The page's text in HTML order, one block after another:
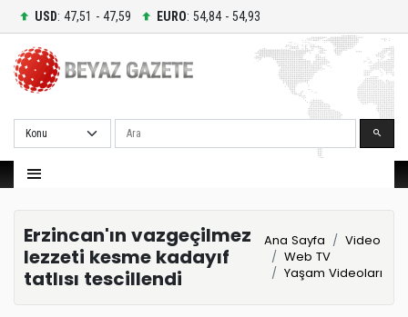
USD: 47,51 - 47,59 EURO: 54,84 - 54,93
Ara
Erzincan'ın vazgeçilmez
lezzeti kesme kadayıf
tatlısı tescillendi
Ana Sayfa
Video
Web TV
Yaşam Videoları